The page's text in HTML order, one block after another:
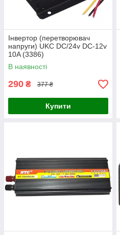
Інвертор (перетворювач
напруги) UKC DC/24v DC-12v
10A (3386)
В наявності
290 ₴ 377 ₴
Купити